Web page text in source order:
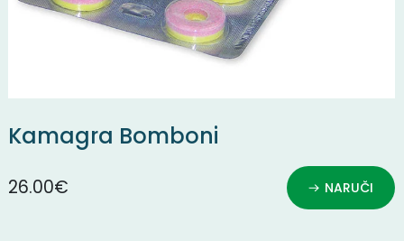
Kamagra Bomboni
26.00€